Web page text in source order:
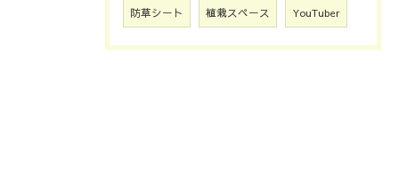
防草シート 植栽スペース YouTuber